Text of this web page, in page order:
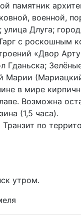
памятник
военной,
Длуга;
с роскошным
«Двор
Гданьска;
Марии
в мире
Возможна
(1,5 часа).
по
утром.